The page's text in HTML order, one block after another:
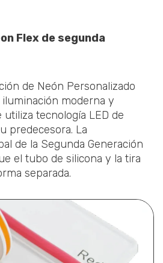
Flex de segunda
de Neón Personalizado
moderna y
tecnología LED de
predecesora. La
de la Segunda Generación
el tubo de silicona y la tira
separada.